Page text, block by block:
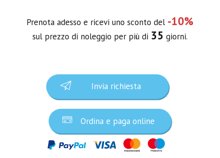
Prenota adesso e ricevi uno sconto del -10%
sul prezzo di noleggio per più di 35 giorni.
Invia richiesta
Ordina e paga online